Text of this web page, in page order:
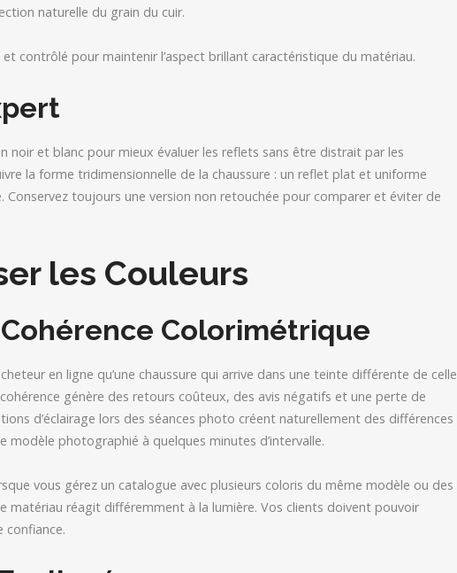
naturelle du grain du cuir.
contrôlé pour maintenir l’aspect brillant caractéristique du matériau.
noir et blanc pour mieux évaluer les reflets sans être distrait par les
la forme tridimensionnelle de la chaussure : un reflet plat et uniforme
Conservez toujours une version non retouchée pour comparer et éviter de
les Couleurs
Cohérence Colorimétrique
en ligne qu’une chaussure qui arrive dans une teinte différente de celle
génère des retours coûteux, des avis négatifs et une perte de
d’éclairage lors des séances photo créent naturellement des différences
modèle photographié à quelques minutes d’intervalle.
vous gérez un catalogue avec plusieurs coloris du même modèle ou des
matériau réagit différemment à la lumière. Vos clients doivent pouvoir
confiance.